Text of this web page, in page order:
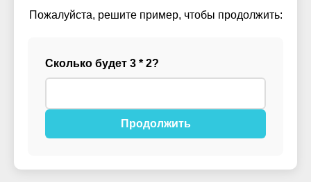
Пожалуйста, решите пример, чтобы продолжить:
Сколько будет 3 * 2?
Продолжить